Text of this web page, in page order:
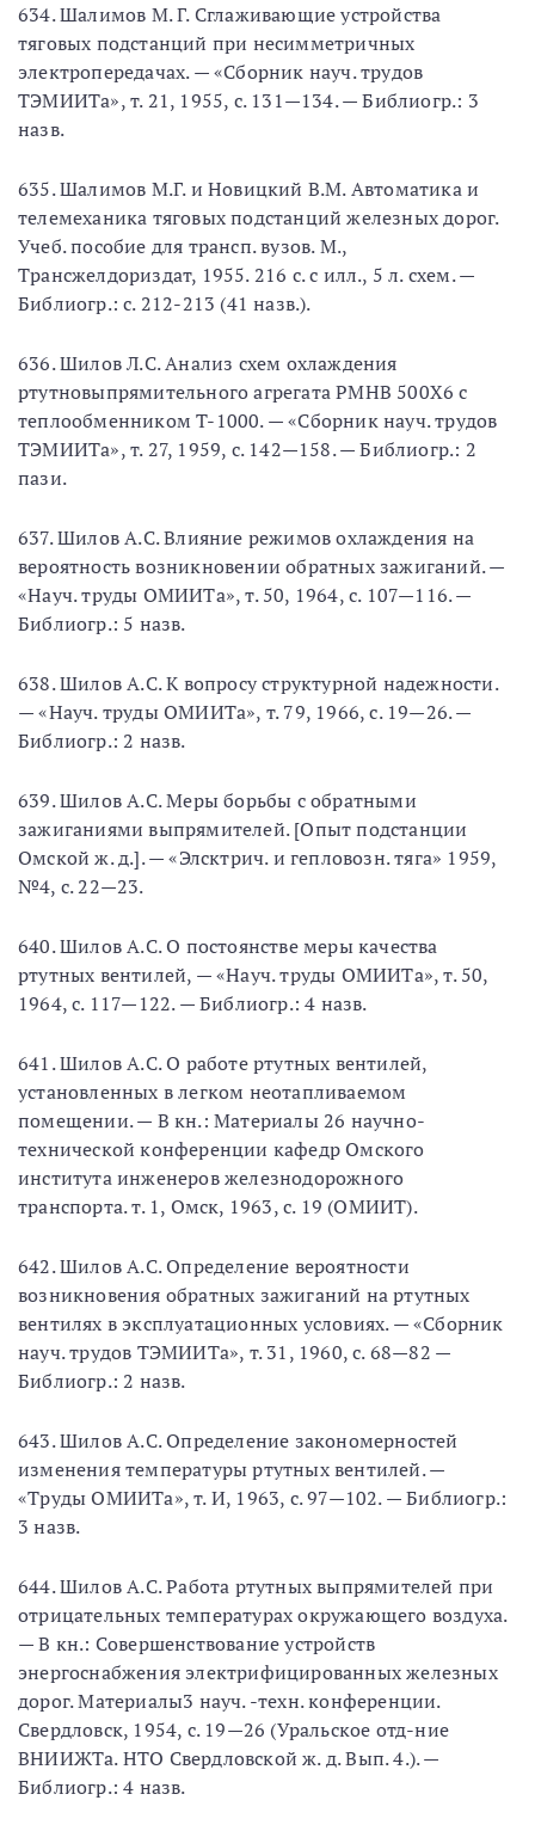
634. Шалимов М. Г. Сглаживающие устройства
тяговых подстанций при несимметричных
электропередачах. — «Сборник науч. трудов
ТЭМИИТа», т. 21, 1955, с. 131—134. — Библиогр.: 3
назв.
635. Шалимов М.Г. и Новицкий В.М. Автоматика и
телемеханика тяговых подстанций железных дорог.
Учеб. пособие для трансп. вузов. М.,
Трансжелдориздат, 1955. 216 с. с илл., 5 л. схем. —
Библиогр.: с. 212-213 (41 назв.).
636. Шилов Л.С. Анализ схем охлаждения
ртутновыпрямительного агрегата РМНВ 500X6 с
теплообменником Т-1000. — «Сборник науч. трудов
ТЭМИИТа», т. 27, 1959, с. 142—158. — Библиогр.: 2
пази.
637. Шилов А.С. Влияние режимов охлаждения на
вероятность возникновении обратных зажиганий. —
«Науч. труды ОМИИТа», т. 50, 1964, с. 107—116. —
Библиогр.: 5 назв.
638. Шилов А.С. К вопросу структурной надежности.
— «Науч. труды ОМИИТа», т. 79, 1966, с. 19—26. —
Библиогр.: 2 назв.
639. Шилов А.С. Меры борьбы с обратными
зажиганиями выпрямителей. [Опыт подстанции
Омской ж. д.]. — «Элсктрич. и гепловозн. тяга» 1959,
№4, с. 22—23.
640. Шилов А.С. О постоянстве меры качества
ртутных вентилей, — «Науч. труды ОМИИТа», т. 50,
1964, с. 117—122. — Библиогр.: 4 назв.
641. Шилов А.С. О работе ртутных вентилей,
установленных в легком неотапливаемом
помещении. — В кн.: Материалы 26 научно-
технической конференции кафедр Омского
института инженеров железнодорожного
транспорта. т. 1, Омск, 1963, с. 19 (ОМИИТ).
642. Шилов А.С. Определение вероятности
возникновения обратных зажиганий на ртутных
вентилях в эксплуатационных условиях. — «Сборник
науч. трудов ТЭМИИТа», т. 31, 1960, с. 68—82 —
Библиогр.: 2 назв.
643. Шилов А.С. Определение закономерностей
изменения температуры ртутных вентилей. —
«Труды ОМИИТа», т. И, 1963, с. 97—102. — Библиогр.:
3 назв.
644. Шилов А.С. Работа ртутных выпрямителей при
отрицательных температурах окружающего воздуха.
— В кн.: Совершенствование устройств
энергоснабжения электрифицированных железных
дорог. Материалы3 науч. -техн. конференции.
Свердловск, 1954, с. 19—26 (Уральское отд-ние
ВНИИЖТа. НТО Свердловской ж. д. Вып. 4.). —
Библиогр.: 4 назв.